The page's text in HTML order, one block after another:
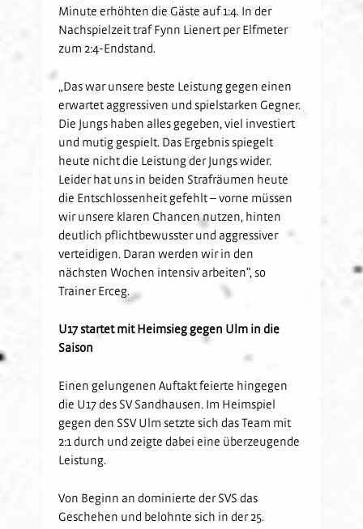
Minute erhöhten die Gäste auf 1:4. In der
Nachspielzeit traf Fynn Lienert per Elfmeter
zum 2:4-Endstand.
„Das war unsere beste Leistung gegen einen
erwartet aggressiven und spielstarken Gegner.
Die Jungs haben alles gegeben, viel investiert
und mutig gespielt. Das Ergebnis spiegelt
heute nicht die Leistung der Jungs wider.
Leider hat uns in beiden Strafräumen heute
die Entschlossenheit gefehlt – vorne müssen
wir unsere klaren Chancen nutzen, hinten
deutlich pflichtbewusster und aggressiver
verteidigen. Daran werden wir in den
nächsten Wochen intensiv arbeiten“, so
Trainer Erceg.
U17 startet mit Heimsieg gegen Ulm in die
Saison
Einen gelungenen Auftakt feierte hingegen
die U17 des SV Sandhausen. Im Heimspiel
gegen den SSV Ulm setzte sich das Team mit
2:1 durch und zeigte dabei eine überzeugende
Leistung.
Von Beginn an dominierte der SVS das
Geschehen und belohnte sich in der 25.